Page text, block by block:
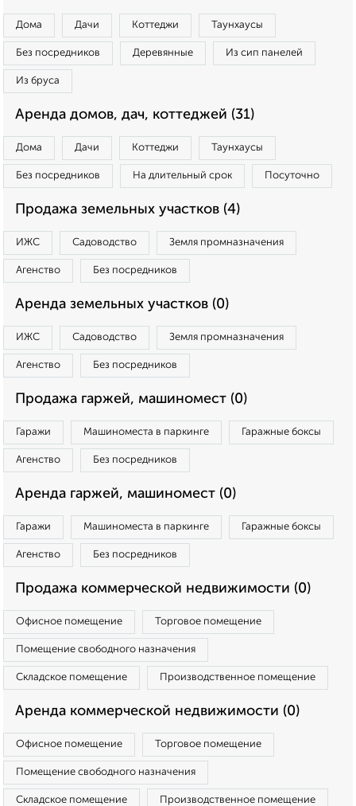
Дома Дачи Коттеджи Таунхаусы
Без посредников Деревянные Из сип панелей
Из бруса
Аренда домов, дач, коттеджей (31)
Дома Дачи Коттеджи Таунхаусы
Без посредников На длительный срок Посуточно
Продажа земельных участков (4)
ИЖС Садоводство Земля промназначения
Агенство Без посредников
Аренда земельных участков (0)
ИЖС Садоводство Земля промназначения
Агенство Без посредников
Продажа гаржей, машиномест (0)
Гаражи Машиноместа в паркинге Гаражные боксы
Агенство Без посредников
Аренда гаржей, машиномест (0)
Гаражи Машиноместа в паркинге Гаражные боксы
Агенство Без посредников
Продажа коммерческой недвижимости (0)
Офисное помещение Торговое помещение
Помещение свободного назначения
Складское помещение Производственное помещение
Аренда коммерческой недвижимости (0)
Офисное помещение Торговое помещение
Помещение свободного назначения
Складское помещение Производственное помещение